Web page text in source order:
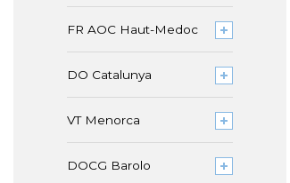
FR AOC Haut-Medoc
DO Catalunya
VT Menorca
DOCG Barolo